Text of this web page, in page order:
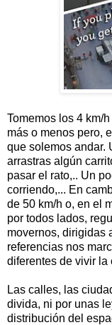
Tomemos los 4 km/
más o menos pero,
que solemos andar.
arrastras algún
pasar el rato,.. Un
corriendo,... En
de 50 km/h o, en el
por todos lados,
movernos, dirigidas
referencias nos
diferentes de vivir la
Las calles, las
divida, ni por unas
distribución del